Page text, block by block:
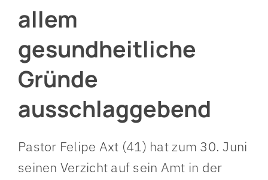
allem
gesundheitliche
Gründe
ausschlaggebend
Pastor Felipe Axt (41) hat zum 30. Juni
seinen Verzicht auf sein Amt in der